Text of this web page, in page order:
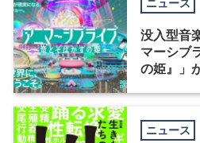
ニュース
没入型音
マーシブ
の姫』」
ニュース